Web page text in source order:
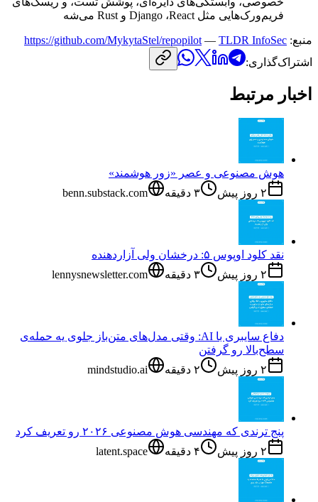
فریم‌ورک‌هایی مثل React، Django و Rust می‌شه
منبع: TLDR InfoSec
—
https://github.com/MykytaStel/repopilot
اشتراک‌گذاری:
اخبار مرتبط
هوش مصنوعی و عصر «زور هوشمند»
۲ روز پیش
۳ دقیقه benn.substack.com
نقد کلود اوپوس ۵: درخشان ولی آزاردهنده
۲ روز پیش
۳ دقیقه lennysnewsletter.com
دفاع سایبری با AI: وقتی مدل‌های متن‌باز جلوی یه حمله‌ی
سطح‌بالا رو گرفتن
۲ روز پیش
۲ دقیقه mindstudio.ai
پنج ترندی که مهندسی هوش مصنوعی ۲۰۲۶ رو تعریف کرد
۲ روز پیش
۴ دقیقه latent.space